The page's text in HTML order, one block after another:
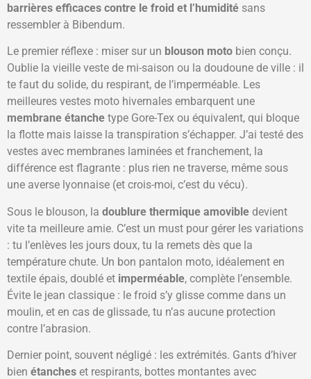
barrières efficaces contre le froid et l’humidité sans
ressembler à Bibendum.
Le premier réflexe : miser sur un blouson moto bien conçu.
Oublie la vieille veste de mi-saison ou la doudoune de ville : il
te faut du solide, du respirant, de l’imperméable. Les
meilleures vestes moto hivernales embarquent une
membrane étanche type Gore-Tex ou équivalent, qui bloque
la flotte mais laisse la transpiration s’échapper. J’ai testé des
vestes avec membranes laminées et franchement, la
différence est flagrante : plus rien ne traverse, même sous
une averse lyonnaise (et crois-moi, c’est du vécu).
Sous le blouson, la doublure thermique amovible devient
vite ta meilleure amie. C’est un must pour gérer les variations
: tu l’enlèves les jours doux, tu la remets dès que la
température chute. Un bon pantalon moto, idéalement en
textile épais, doublé et imperméable, complète l’ensemble.
Évite le jean classique : le froid s’y glisse comme dans un
moulin, et en cas de glissade, tu n’as aucune protection
contre l’abrasion.
Dernier point, souvent négligé : les extrémités. Gants d’hiver
bien étanches et respirants, bottes montantes avec